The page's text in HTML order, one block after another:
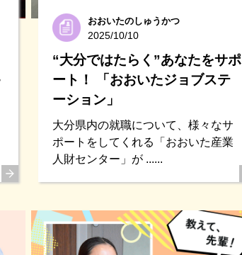
おおいたのしゅうかつ
2025/10/10
“大分ではたらく”あなたをサポ
ート！ 「おおいたジョブステ
ーション」
大分県内の就職について、様々なサ
ポートをしてくれる「おおいた産業
人財センター」が ......